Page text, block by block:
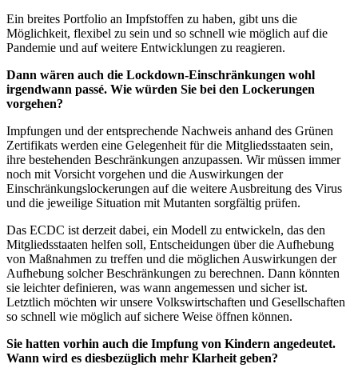
Ein breites Portfolio an Impfstoffen zu haben, gibt uns die
Möglichkeit, flexibel zu sein und so schnell wie möglich auf die
Pandemie und auf weitere Entwicklungen zu reagieren.
Dann wären auch die Lockdown-Einschränkungen wohl
irgendwann passé. Wie würden Sie bei den Lockerungen
vorgehen?
Impfungen und der entsprechende Nachweis anhand des Grünen
Zertifikats werden eine Gelegenheit für die Mitgliedsstaaten sein,
ihre bestehenden Beschränkungen anzupassen. Wir müssen immer
noch mit Vorsicht vorgehen und die Auswirkungen der
Einschränkungslockerungen auf die weitere Ausbreitung des Virus
und die jeweilige Situation mit Mutanten sorgfältig prüfen.
Das ECDC ist derzeit dabei, ein Modell zu entwickeln, das den
Mitgliedsstaaten helfen soll, Entscheidungen über die Aufhebung
von Maßnahmen zu treffen und die möglichen Auswirkungen der
Aufhebung solcher Beschränkungen zu berechnen. Dann könnten
sie leichter definieren, was wann angemessen und sicher ist.
Letztlich möchten wir unsere Volkswirtschaften und Gesellschaften
so schnell wie möglich auf sichere Weise öffnen können.
Sie hatten vorhin auch die Impfung von Kindern angedeutet.
Wann wird es diesbezüglich mehr Klarheit geben?